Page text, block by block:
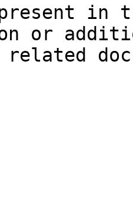
in
or